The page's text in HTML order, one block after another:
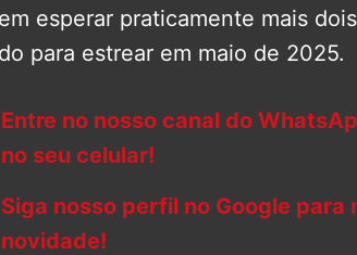
esperar praticamente mais
para estrear em maio de 2025.
Entre no nosso canal do
no seu celular!
Siga nosso perfil no Google para
novidade!